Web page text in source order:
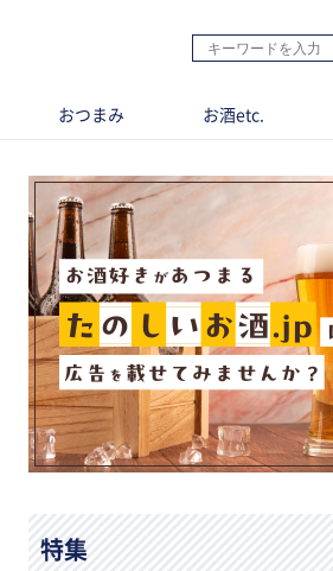
おつまみ お酒etc.
特集